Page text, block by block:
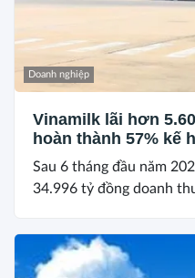
Doanh nghiệp
Vinamilk lãi hơn
hoàn thành 57% kế
Sau 6 tháng đầu năm
34.996 tỷ đồng doanh